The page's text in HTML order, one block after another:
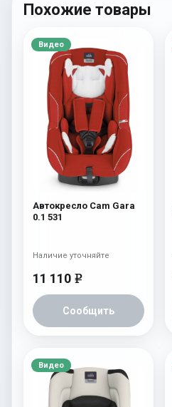
Похожие товары
Видео
Автокресло Cam Gara
0.1 531
11 110 e
Сообщить
Наличие уточняйте
Видео